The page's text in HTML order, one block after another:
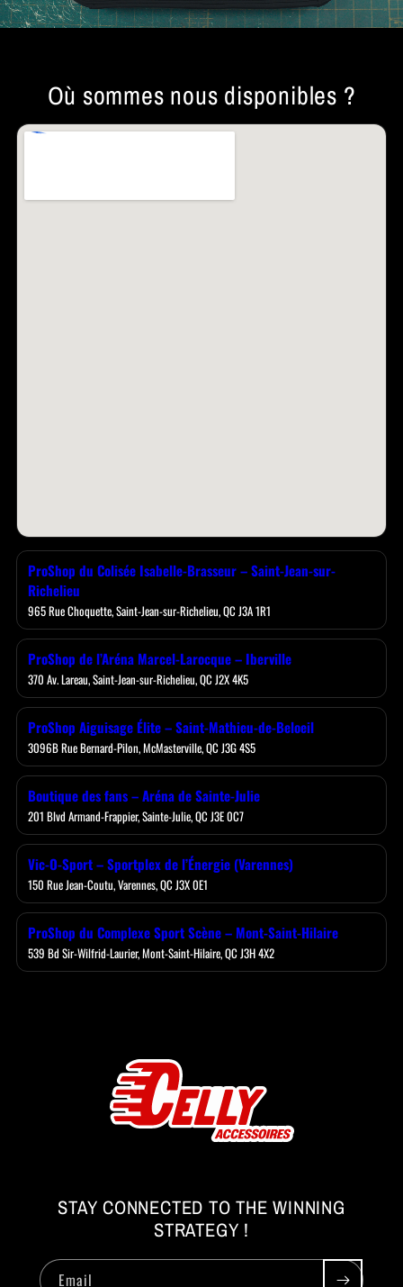
Où sommes nous disponibles ?
ProShop du Colisée Isabelle-Brasseur – Saint-Jean-sur-
Richelieu
965 Rue Choquette, Saint-Jean-sur-Richelieu, QC J3A 1R1
ProShop de l’Aréna Marcel-Larocque – Iberville
370 Av. Lareau, Saint-Jean-sur-Richelieu, QC J2X 4K5
ProShop Aiguisage Élite – Saint-Mathieu-de-Beloeil
3096B Rue Bernard-Pilon, McMasterville, QC J3G 4S5
Boutique des fans – Aréna de Sainte-Julie
201 Blvd Armand-Frappier, Sainte-Julie, QC J3E 0C7
Vic-O-Sport – Sportplex de l’Énergie (Varennes)
150 Rue Jean-Coutu, Varennes, QC J3X 0E1
ProShop du Complexe Sport Scène – Mont-Saint-Hilaire
539 Bd Sir-Wilfrid-Laurier, Mont-Saint-Hilaire, QC J3H 4X2
STAY CONNECTED TO THE WINNING
STRATEGY !
Email